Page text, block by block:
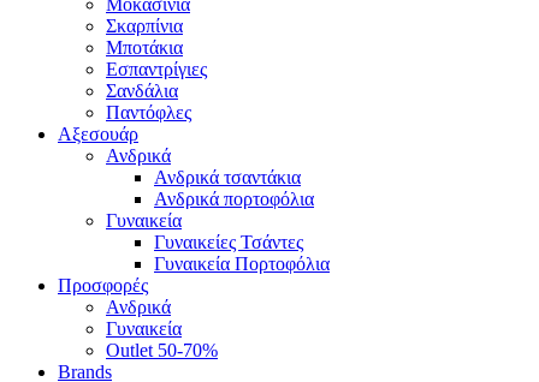
Μοκασίνια
Σκαρπίνια
Μποτάκια
Εσπαντρίγιες
Σανδάλια
Παντόφλες
Αξεσουάρ
Ανδρικά
Ανδρικά τσαντάκια
Ανδρικά πορτοφόλια
Γυναικεία
Γυναικείες Τσάντες
Γυναικεία Πορτοφόλια
Προσφορές
Ανδρικά
Γυναικεία
Outlet 50-70%
Brands